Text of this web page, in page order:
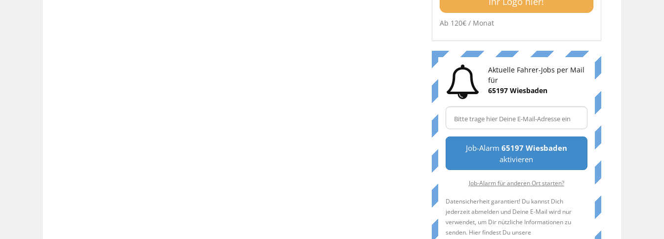
Ab 120€ / Monat
Aktuelle Fahrer-Jobs per Mail
für
65197 Wiesbaden
Job-Alarm 65197 Wiesbaden
aktivieren
Job-Alarm für anderen Ort starten?
Datensicherheit garantiert! Du kannst Dich
jederzeit abmelden und Deine E-Mail wird nur
verwendet, um Dir nützliche Informationen zu
senden. Hier findest Du unsere